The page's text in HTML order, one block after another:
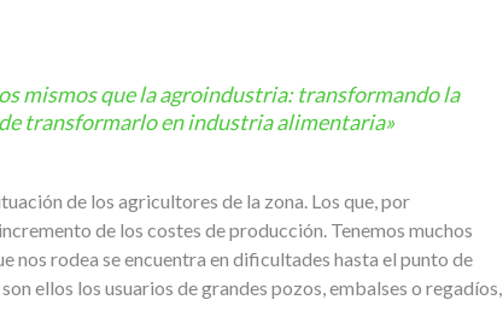
mismos que la agroindustria: transformando la
transformarlo en industria alimentaria»
de los agricultores de la zona. Los que, por
de los costes de producción. Tenemos muchos
rodea se encuentra en dificultades hasta el punto de
ellos los usuarios de grandes pozos, embalses o regadíos,